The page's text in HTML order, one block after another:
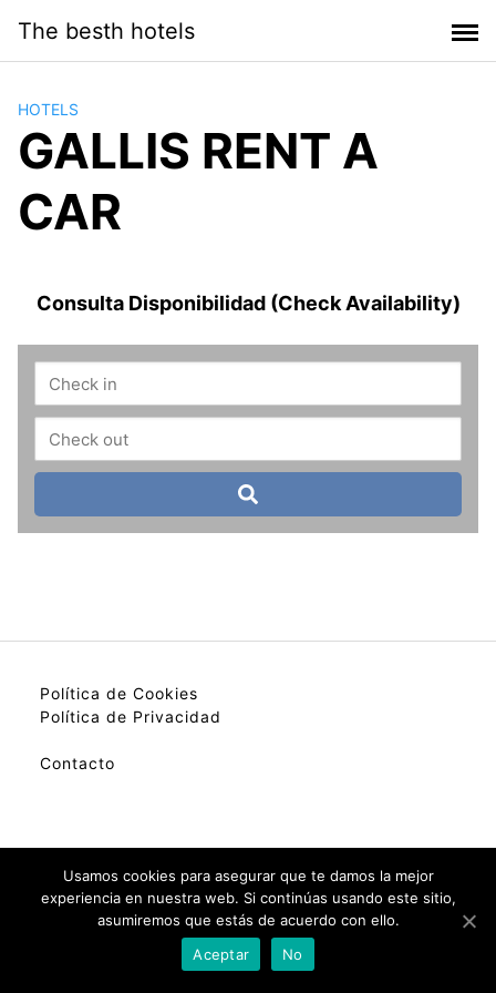
contenido
The besth hotels
HOTELS
GALLIS RENT A
CAR
Consulta Disponibilidad (Check Availability)
Política de Cookies
Política de Privacidad
Contacto
Usamos cookies para asegurar que te damos la mejor
experiencia en nuestra web. Si continúas usando este sitio,
asumiremos que estás de acuerdo con ello.
Aceptar
No
Check Availability(Disponibilidad)